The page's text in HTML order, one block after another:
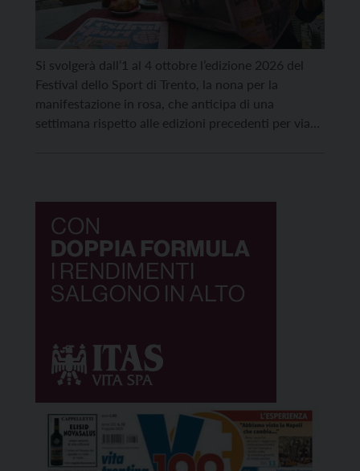
Si svolgerà dall’1 al 4 ottobre l’edizione 2026 del
Festival dello Sport di Trento, la nona per la
manifestazione in rosa, che anticipa di una
settimana rispetto alle edizioni precedenti per via
sport italiano e internazionale registrati nell’ultima
[…]